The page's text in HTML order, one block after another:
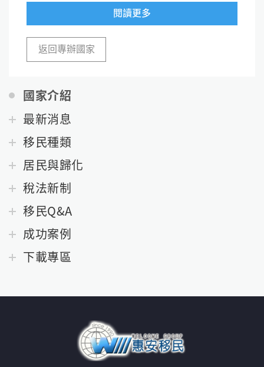
國家介紹
最新消息
移民種類
居民與歸化
稅法新制
移民Q&A
成功案例
下載專區
閱讀更多
返回專辦國家